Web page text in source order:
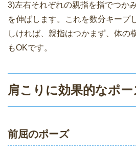
3)左右それぞれの親指を指でつか
を伸ばします。これを数分キープ
しければ、親指はつかまず、体の
もOKです。
肩こりに効果的なポー
前屈のポーズ